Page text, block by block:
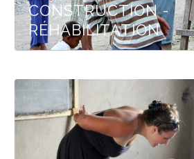
CONSTRUCTION -
RÉHABILITATION